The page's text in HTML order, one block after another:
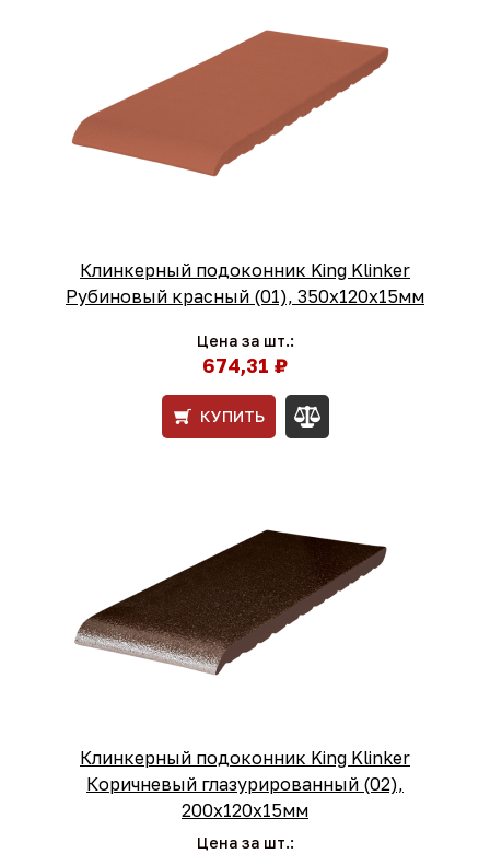
Клинкерный подоконник King Klinker
Рубиновый красный (01), 350х120х15мм
Цена за шт.:
674,31 ₽
КУПИТЬ
Клинкерный подоконник King Klinker
Коричневый глазурированный (02),
200х120х15мм
Цена за шт.: